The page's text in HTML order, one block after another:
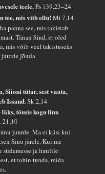
teele.Ps 139,23–24
tee, mis viib ellu!Mt 7,14
panna see, mis takistab
Tänan Sind, et oled
mis võib veel takistuseks
juurde jõuda.
Siioni tütar, sest vaata,
Issand.Sk 2,14
läks, tõusis kogu linn
21,10
juurde. Ma ei küsi kui
Sinu järele. Kui me
südamesse ja huulile
et tohin tunda, mida